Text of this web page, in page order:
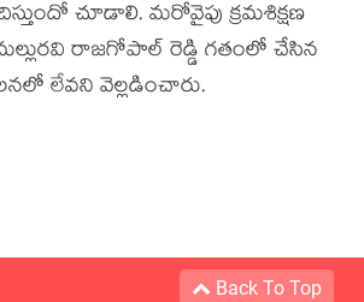
చూడాలి. మరోవైపు క్రమశిక్షణ
రాజగోపాల్ రెడ్డి గతంలో చేసిన
లేవని వెల్లడించారు.
Back To Top